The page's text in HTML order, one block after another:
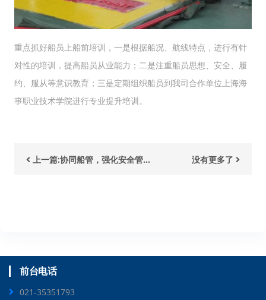
重点抓好船员上船前培训，一是根据船况、航线特点，进行有针
对性的培训，提高船员从业能力；二是注重船员思想、安全、履
约、服从等意识教育；三是定期组织船员到我司合作单位上海海
事职业技术学院进行专业提升培训。
上一篇:协同船管，强化安全管... 没有更多了
前台电话
021-35351793